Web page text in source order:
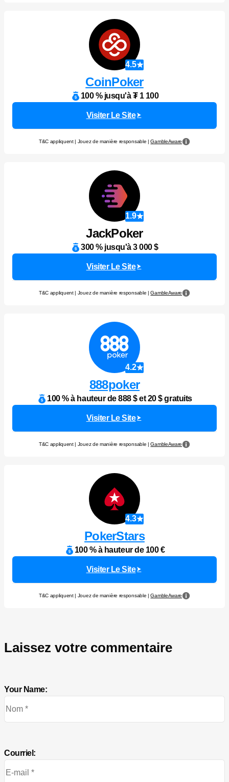
4.5
CoinPoker
100 % jusqu'à ₮ 1 100
Visiter Le Site
T&C appliquent | Jouez de manière responsable |GambleAware
1.9
JackPoker
300 % jusqu'à 3 000 $
Visiter Le Site
T&C appliquent | Jouez de manière responsable |GambleAware
4.2
888poker
100 % à hauteur de 888 $ et 20 $ gratuits
Visiter Le Site
T&C appliquent | Jouez de manière responsable |GambleAware
4.3
PokerStars
100 % à hauteur de 100 €
Visiter Le Site
T&C appliquent | Jouez de manière responsable |GambleAware
Laissez votre commentaire
Your Name:
Courriel: